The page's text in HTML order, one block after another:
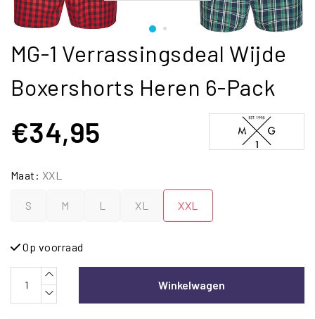
MG-1 Verrassingsdeal Wijde
Boxershorts Heren 6-Pack
€34,95
Maat: XXL
S M L XL XXL
Op voorraad
Winkelwagen